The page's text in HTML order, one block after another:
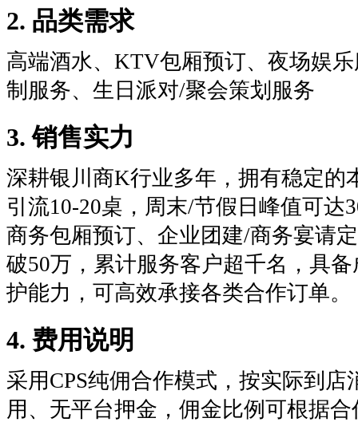
2. 品类需求
高端酒水、KTV包厢预订、夜场娱
制服务、生日派对/聚会策划服务
3. 销售实力
深耕银川商K行业多年，拥有稳定的
引流10-20桌，周末/节假日峰值可达
商务包厢预订、企业团建/商务宴请
破50万，累计服务客户超千名，具
护能力，可高效承接各类合作订单。
4. 费用说明
采用CPS纯佣合作模式，按实际到
用、无平台押金，佣金比例可根据